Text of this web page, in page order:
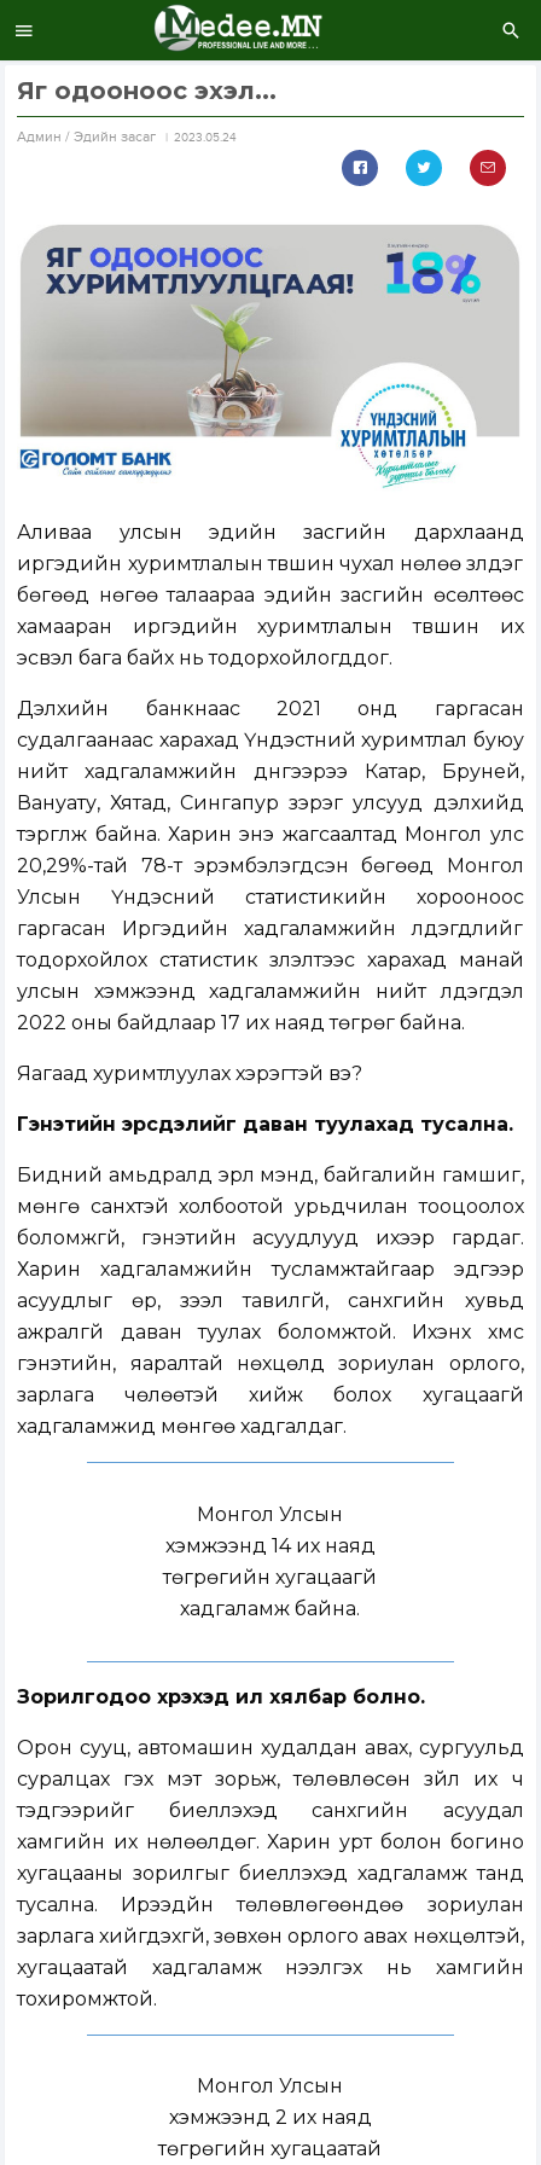
Яг одооноос эхэл...
Aдмин / Эдийн засаг 2023.05.24
Аливаа улсын эдийн засгийн дархлаанд
иргэдийн хуримтлалын түвшин чухал нөлөө үзүүлдэг
бөгөөд нөгөө талаараа эдийн засгийн өсөлтөөс
хамааран иргэдийн хуримтлалын түвшин их
эсвэл бага байх нь тодорхойлогддог.
Дэлхийн банкнаас 2021 онд гаргасан
судалгаанаас харахад Үндэстний хуримтлал буюу
нийт хадгаламжийн дүнгээрээ Катар, Бруней,
Вануату, Хятад, Сингапур зэрэг улсууд дэлхийд
тэргүүлж байна. Харин энэ жагсаалтад Монгол улс
20,29%-тай 78-т эрэмбэлэгдсэн бөгөөд Монгол
Улсын Үндэсний статистикийн хорооноос
гаргасан Иргэдийн хадгаламжийн үлдэгдлийг
тодорхойлох статистик үзүүлэлтээс харахад манай
улсын хэмжээнд хадгаламжийн нийт үлдэгдэл
2022 оны байдлаар 17 их наяд төгрөг байна.
Яагаад хуримтлуулах хэрэгтэй вэ?
Гэнэтийн эрсдэлийг даван туулахад тусална.
Бидний амьдралд эрүүл мэнд, байгалийн гамшиг,
мөнгө санхүүтэй холбоотой урьдчилан тооцоолох
боломжгүй, гэнэтийн асуудлууд ихээр гардаг.
Харин хадгаламжийн тусламжтайгаар эдгээр
асуудлыг өр, зээл тавилгүй, санхүүгийн хувьд
ажралгүй даван туулах боломжтой. Ихэнх хүмүүс
гэнэтийн, яаралтай нөхцөлд зориулан орлого,
зарлага чөлөөтэй хийж болох хугацаагүй
хадгаламжид мөнгөө хадгалдаг.
Монгол Улсын
хэмжээнд 14 их наяд
төгрөгийн хугацаагүй
хадгаламж байна.
Зорилгодоо хүрэхэд илүү хялбар болно.
Орон сууц, автомашин худалдан авах, сургуульд
суралцах гэх мэт зорьж, төлөвлөсөн зүйл их ч
тэдгээрийг биелүүлэхэд санхүүгийн асуудал
хамгийн их нөлөөлдөг. Харин урт болон богино
хугацааны зорилгыг биелүүлэхэд хадгаламж танд
тусална. Ирээдүйн төлөвлөгөөндөө зориулан
зарлага хийгдэхгүй, зөвхөн орлого авах нөхцөлтэй,
хугацаатай хадгаламж нээлгэх нь хамгийн
тохиромжтой.
Монгол Улсын
хэмжээнд 2 их наяд
төгрөгийн хугацаатай